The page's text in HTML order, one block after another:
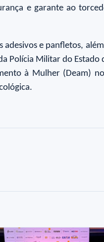
e garante ao
e panfletos,
Polícia Militar do Estado
à Mulher (Deam)